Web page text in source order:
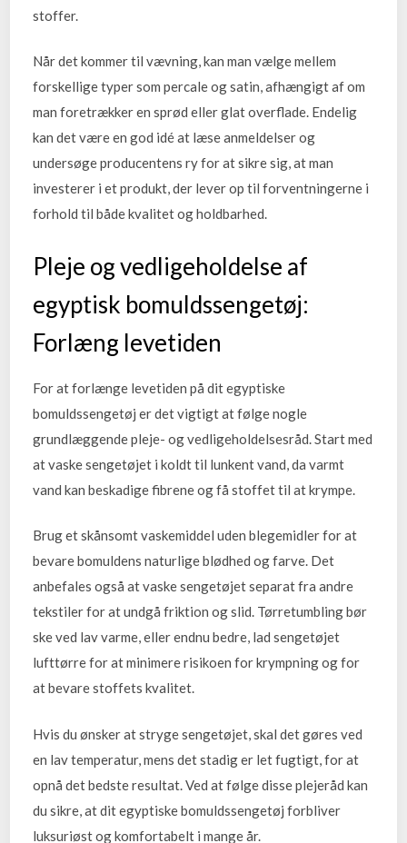
stoffer.
Når det kommer til vævning, kan man vælge mellem
forskellige typer som percale og satin, afhængigt af om
man foretrækker en sprød eller glat overflade. Endelig
kan det være en god idé at læse anmeldelser og
undersøge producentens ry for at sikre sig, at man
investerer i et produkt, der lever op til forventningerne i
forhold til både kvalitet og holdbarhed.
Pleje og vedligeholdelse af
egyptisk bomuldssengetøj:
Forlæng levetiden
For at forlænge levetiden på dit egyptiske
bomuldssengetøj er det vigtigt at følge nogle
grundlæggende pleje- og vedligeholdelsesråd. Start med
at vaske sengetøjet i koldt til lunkent vand, da varmt
vand kan beskadige fibrene og få stoffet til at krympe.
Brug et skånsomt vaskemiddel uden blegemidler for at
bevare bomuldens naturlige blødhed og farve. Det
anbefales også at vaske sengetøjet separat fra andre
tekstiler for at undgå friktion og slid. Tørretumbling bør
ske ved lav varme, eller endnu bedre, lad sengetøjet
lufttørre for at minimere risikoen for krympning og for
at bevare stoffets kvalitet.
Hvis du ønsker at stryge sengetøjet, skal det gøres ved
en lav temperatur, mens det stadig er let fugtigt, for at
opnå det bedste resultat. Ved at følge disse plejeråd kan
du sikre, at dit egyptiske bomuldssengetøj forbliver
luksuriøst og komfortabelt i mange år.